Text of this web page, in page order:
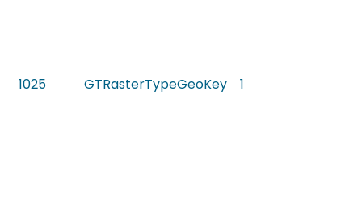
1025 GTRasterTypeGeoKey 1